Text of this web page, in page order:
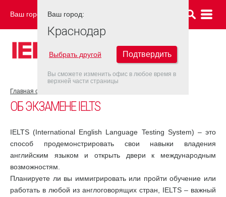
Ваш город: КРАСНОДАР
Главная страница
ОБ ЭКЗАМЕНЕ IELTS
IELTS (International English Language Testing System) – это
способ продемонстрировать свои навыки владения
английским языком и открыть двери к международным
возможностям.
Планируете ли вы иммигрировать или пройти обучение или
работать в любой из англоговорящих стран, IELTS – важный
Ваш город:
Краснодар
Выбрать другой Подтвердить
Вы сможете изменить офис в любое время в
верхней части страницы